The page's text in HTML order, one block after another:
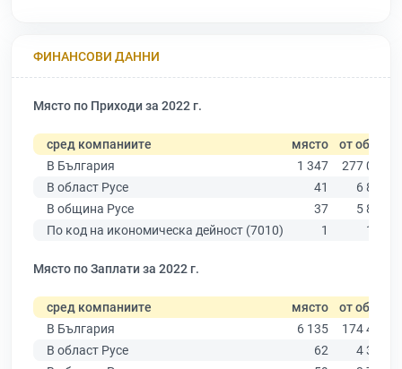
ФИНАНСОВИ ДАННИ
Място по Приходи за 2022 г.
сред компаниите място от общо
В България
1 347
277 019
В област Русе
41
6 851
В община Русе
37
5 883
По код на икономическа дейност (7010)
1 124
Място по Заплати за 2022 г.
сред компаниите място от общо
В България
6 135
174 403
В област Русе
62
4 390